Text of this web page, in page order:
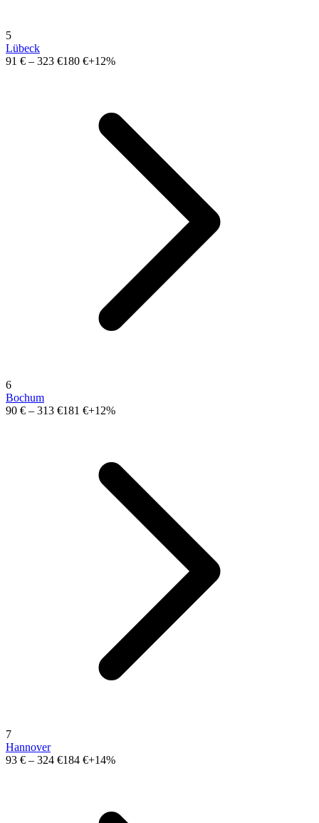
5
Lübeck
91 € – 323 €180 €+12%
6
Bochum
90 € – 313 €181 €+12%
7
Hannover
93 € – 324 €184 €+14%